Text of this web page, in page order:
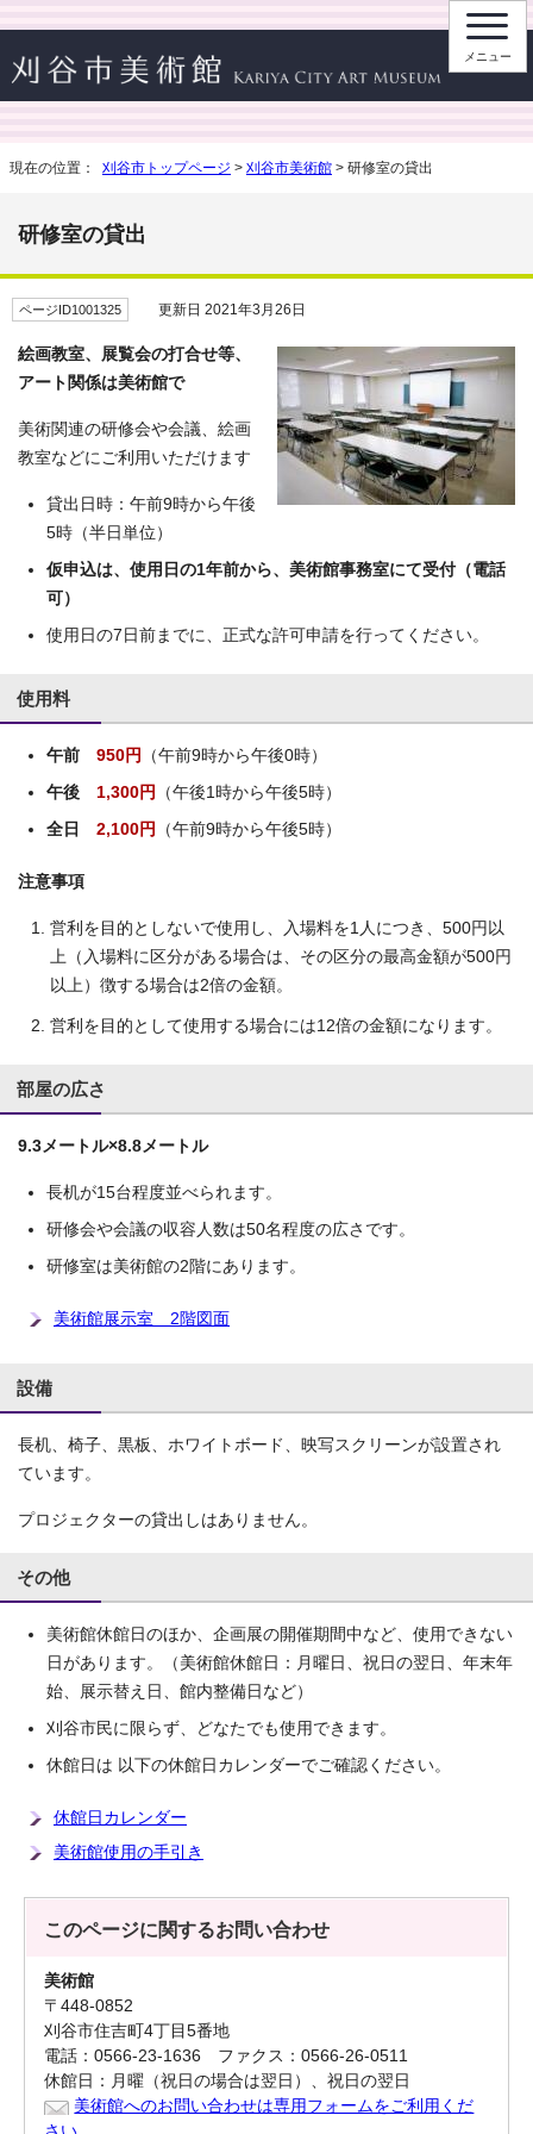
メニュー
現在の位置： 刈谷市トップページ > 刈谷市美術館 > 研修室の貸出
研修室の貸出
ページID1001325 更新日 2021年3月26日
絵画教室、展覧会の打合せ等、
アート関係は美術館で
美術関連の研修会や会議、絵画
教室などにご利用いただけます
貸出日時：午前9時から午後
5時（半日単位）
仮申込は、使用日の1年前から、美術館事務室にて受付（電話
可）
使用日の7日前までに、正式な許可申請を行ってください。
使用料
午前 950円 （午前9時から午後0時）
午後 1,300円 （午後1時から午後5時）
全日 2,100円 （午前9時から午後5時）
注意事項
営利を目的としないで使用し、入場料を1人につき、500円以
上（入場料に区分がある場合は、その区分の最高金額が500円
以上）徴する場合は2倍の金額。
営利を目的として使用する場合には12倍の金額になります。
部屋の広さ
9.3メートル×8.8メートル
長机が15台程度並べられます。
研修会や会議の収容人数は50名程度の広さです。
研修室は美術館の2階にあります。
美術館展示室 2階図面
設備
長机、椅子、黒板、ホワイトボード、映写スクリーンが設置され
ています。
プロジェクターの貸出しはありません。
その他
美術館休館日のほか、企画展の開催期間中など、使用できない
日があります。（美術館休館日：月曜日、祝日の翌日、年末年
始、展示替え日、館内整備日など）
刈谷市民に限らず、どなたでも使用できます。
休館日は 以下の休館日カレンダーでご確認ください。
休館日カレンダー
美術館使用の手引き
このページに関するお問い合わせ
美術館
〒448-0852
刈谷市住吉町4丁目5番地
電話：0566-23-1636 ファクス：0566-26-0511
休館日：月曜（祝日の場合は翌日）、祝日の翌日
美術館へのお問い合わせは専用フォームをご利用くだ